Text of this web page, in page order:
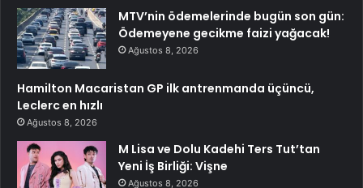
MTV’nin ödemelerinde bugün son gün:
Ödemeyene gecikme faizi yağacak!
Ağustos 8, 2026
Hamilton Macaristan GP ilk antrenmanda üçüncü,
Leclerc en hızlı
Ağustos 8, 2026
M Lisa ve Dolu Kadehi Ters Tut’tan
Yeni İş Birliği: Vişne
Ağustos 8, 2026